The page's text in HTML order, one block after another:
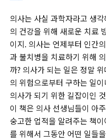
의사는 사실 과학자라고 생
의 건강을 위해 새로운 치료
이지. 의사는 언제부터 인간
과 불치병을 치료하기 위해
까? 의사가 되는 일은 정말
의 위험으로부터 구하는 일
의사가 되기 위한 길잡이인
이 책은 의사 선생님들이 아
숭고한 업적을 알려주는 책
를 위해서 그동안 어떤 일들